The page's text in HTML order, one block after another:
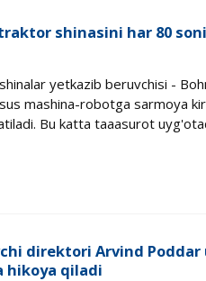
shinasini har 80
yetkazib beruvchisi -
mashina-robotga sarmoya
Bu katta taaasurot
direktori Arvind
hikoya qiladi